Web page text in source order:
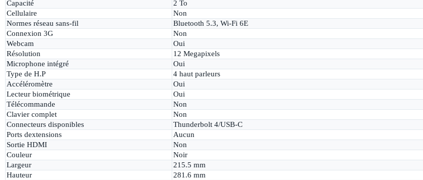
Capacité
2 To
Cellulaire
Non
Normes réseau sans-fil
Bluetooth 5.3, Wi-Fi 6E
Connexion 3G
Non
Webcam
Oui
Résolution
12 Megapixels
Microphone intégré
Oui
Type de H.P
4 haut parleurs
Accéléromètre
Oui
Lecteur biométrique
Oui
Télécommande
Non
Clavier complet
Non
Connecteurs disponibles
Thunderbolt 4/USB-C
Ports dextensions
Aucun
Sortie HDMI
Non
Couleur
Noir
Largeur
215.5 mm
Hauteur
281.6 mm